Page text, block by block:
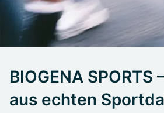
BIOGENA
aus echten